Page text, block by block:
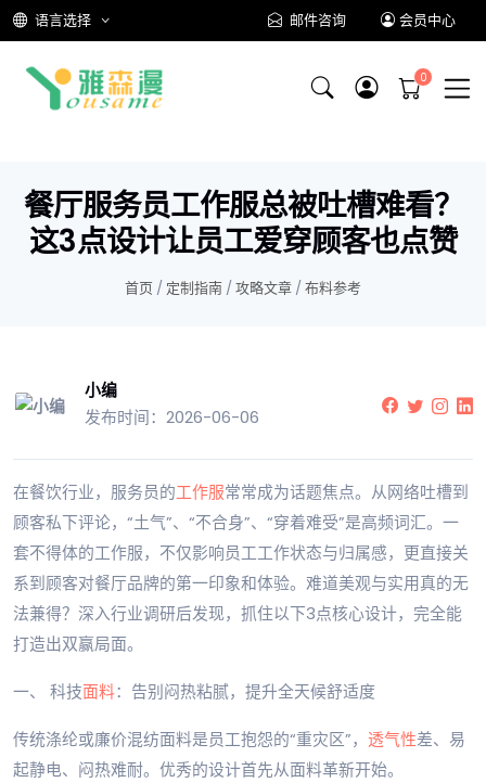
语言选择 邮件咨询 会员中心
餐厅服务员工作服总被吐槽难看？
这3点设计让员工爱穿顾客也点赞
首页 / 定制指南 / 攻略文章 / 布料参考
小编
发布时间：2026-06-06
在餐饮行业，服务员的工作服常常成为话题焦点。从网络吐槽到
顾客私下评论，“土气”、“不合身”、“穿着难受”是高频词汇。一
套不得体的工作服，不仅影响员工工作状态与归属感，更直接关
系到顾客对餐厅品牌的第一印象和体验。难道美观与实用真的无
法兼得？深入行业调研后发现，抓住以下3点核心设计，完全能
打造出双赢局面。
一、 科技面料：告别闷热粘腻，提升全天候舒适度
传统涤纶或廉价混纺面料是员工抱怨的“重灾区”， 透气性差、易
起静电、闷热难耐。优秀的设计首先从面料革新开始。